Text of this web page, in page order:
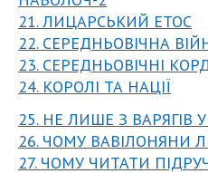
21. ЛИЦАРСЬКИЙ ЕТОС
22. СЕРЕДНЬОВІЧНА
23. СЕРЕДНЬОВІЧНІ
24. КОРОЛІ ТА НАЦІЇ
25. НЕ ЛИШЕ З ВАРЯГІВ
26. ЧОМУ ВАВІЛОНЯНИ
27. ЧОМУ ЧИТАТИ